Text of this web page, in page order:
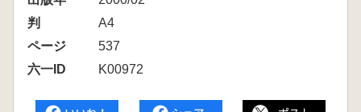
判
A4
ページ
537
六一ID
K00972